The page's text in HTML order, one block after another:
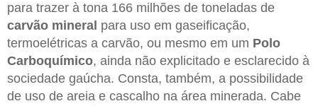
para trazer à tona 166 milhões de toneladas de
carvão mineral para uso em gaseificação,
termoelétricas a carvão, ou mesmo em um Polo
Carboquímico, ainda não explicitado e esclarecido à
sociedade gaúcha. Consta, também, a possibilidade
de uso de areia e cascalho na área minerada. Cabe